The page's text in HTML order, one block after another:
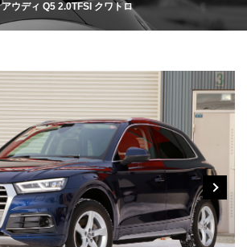
アウディ Q5 2.0TFSI クワトロ